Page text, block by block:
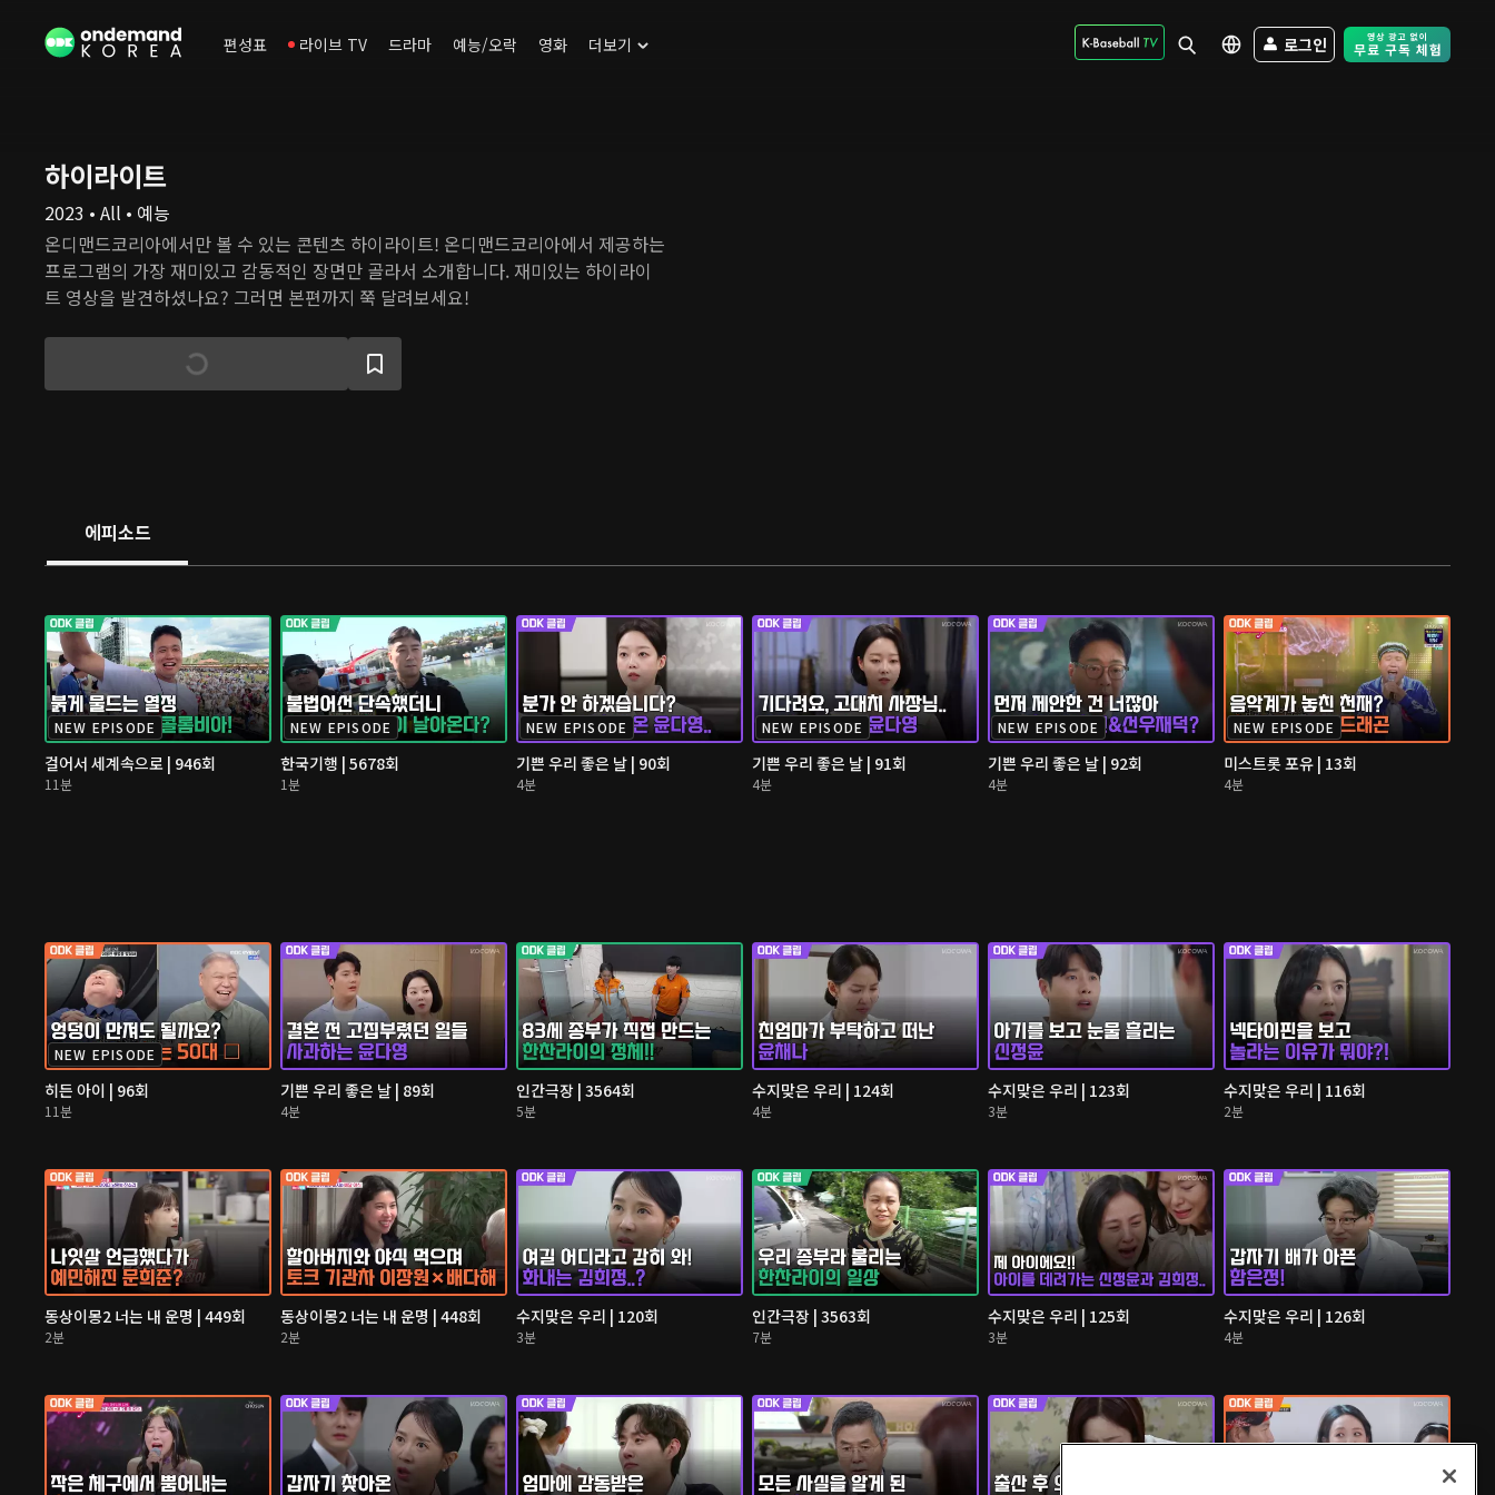
편성표 라이브 TV 드라마 예능/오락 영화 더보기 로그인 Free Trial -
하이라이트
2023 • All • 예능
온디맨드코리아에서만 볼 수 있는 콘텐츠 하이라이트! 온디맨드코리아에서 제공하는
프로그램의 가장 재미있고 감동적인 장면만 골라서 소개합니다. 재미있는 하이라이
트 영상을 발견하셨나요? 그러면 본편까지 쭉 달려보세요!
에피소드
NEW EPISODE
걸어서 세계속으로 | 946회
11분
NEW EPISODE
한국기행 | 5678회
1분
NEW EPISODE
기쁜 우리 좋은 날 | 90회
4분
NEW EPISODE
기쁜 우리 좋은 날 | 91회
4분
NEW EPISODE
기쁜 우리 좋은 날 | 92회
4분
NEW EPISODE
미스트롯 포유 | 13회
4분
NEW EPISODE
히든 아이 | 96회
11분
기쁜 우리 좋은 날 | 89회
4분
인간극장 | 3564회
5분
수지맞은 우리 | 124회
4분
수지맞은 우리 | 123회
3분
수지맞은 우리 | 116회
2분
동상이몽2 너는 내 운명 | 449회
2분
동상이몽2 너는 내 운명 | 448회
2분
수지맞은 우리 | 120회
3분
인간극장 | 3563회
7분
수지맞은 우리 | 125회
3분
수지맞은 우리 | 126회
4분